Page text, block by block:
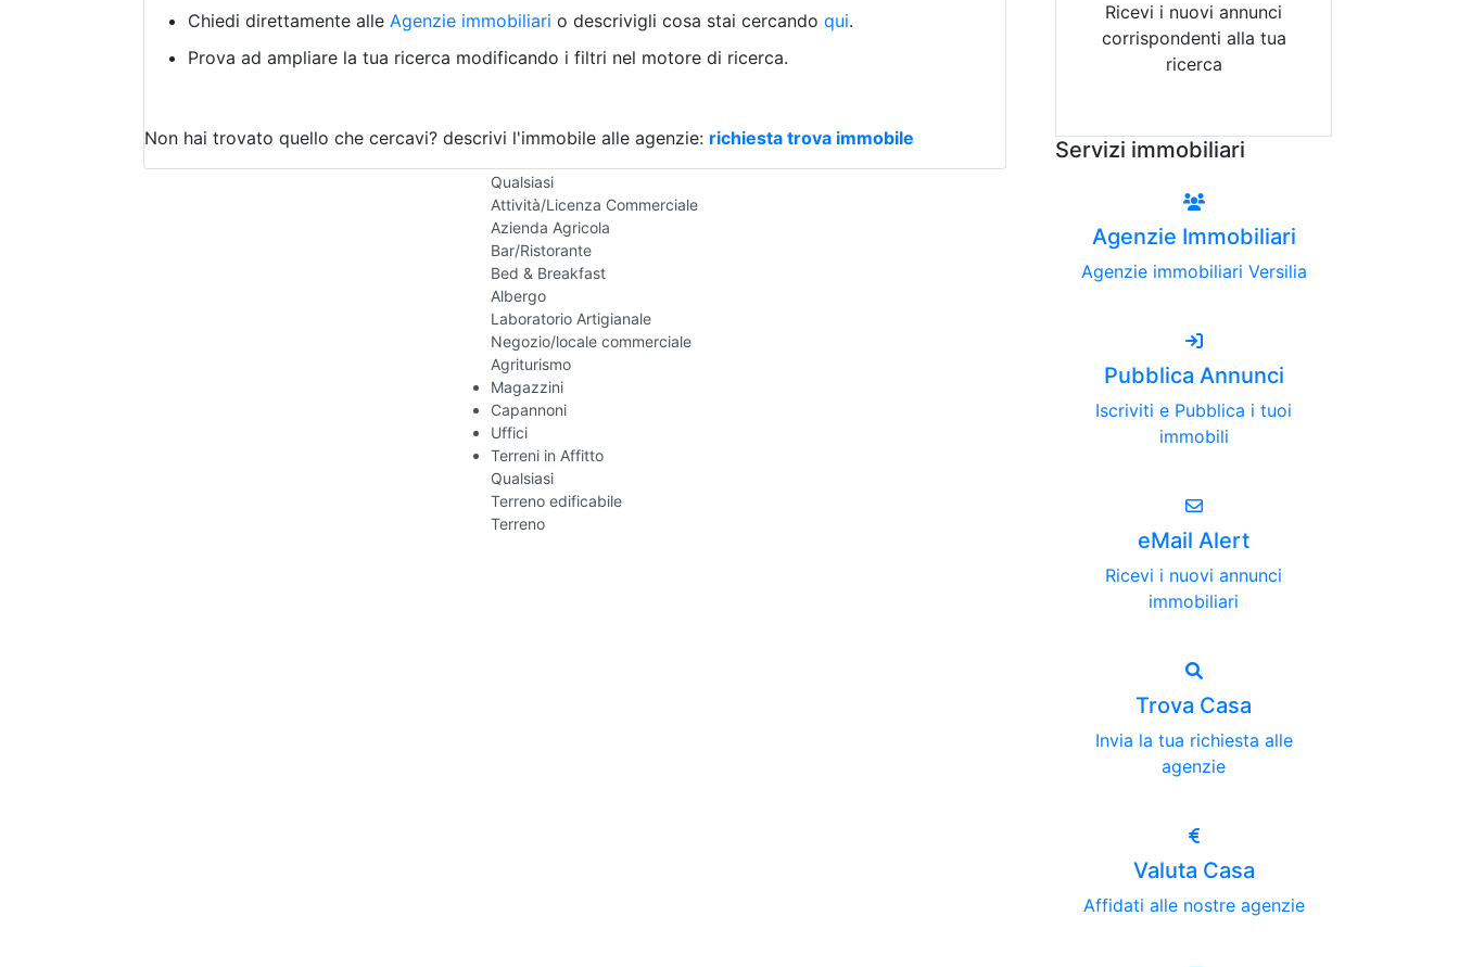
Rustico/Casale
Camera d'Albergo
Box/Garage
Qualsiasi
Attività/Licenza Commerciale
Azienda Agricola
Bar/Ristorante
Bed & Breakfast
Albergo
Laboratorio Artigianale
Negozio/locale commerciale
Agriturismo
Magazzini
Capannoni
Uffici
Terreni in Affitto
Qualsiasi
Terreno edificabile
Terreno
Chiedi direttamente alle Agenzie immobiliari o descrivigli cosa stai cercando qui.
Prova ad ampliare la tua ricerca modificando i filtri nel motore di ricerca.
Non hai trovato quello che cercavi? descrivi l'immobile alle agenzie: richiesta trova immobile
Ricevi i nuovi annunci
corrispondenti alla tua
ricerca
Servizi immobiliari
Agenzie Immobiliari
Agenzie immobiliari Versilia
Pubblica Annunci
Iscriviti e Pubblica i tuoi
immobili
eMail Alert
Ricevi i nuovi annunci
immobiliari
Trova Casa
Invia la tua richiesta alle
agenzie
Valuta Casa
Affidati alle nostre agenzie